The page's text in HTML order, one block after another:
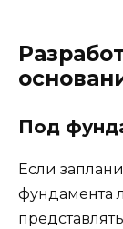
Под
Если
фундамента